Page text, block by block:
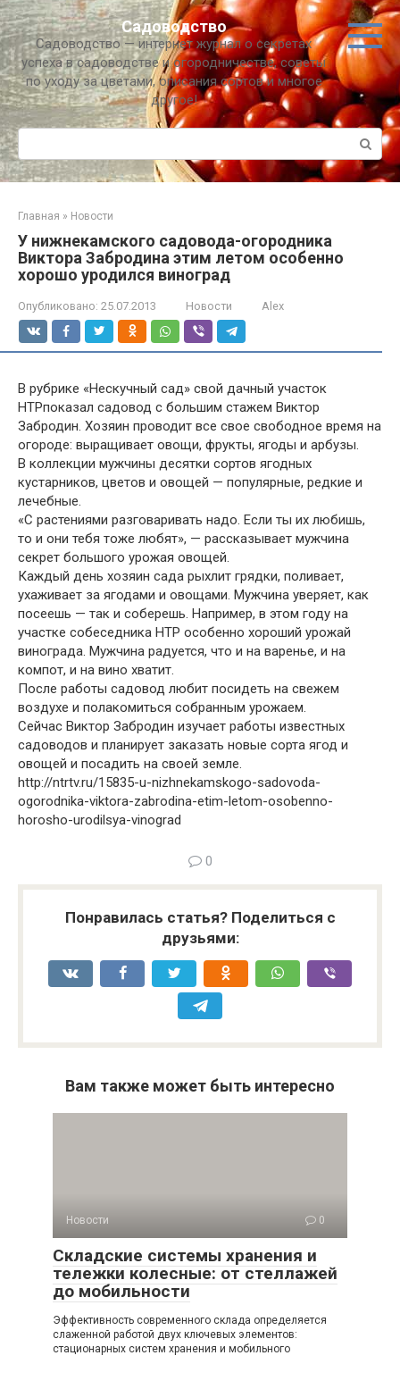
Перейти
к
контенту
Садоводство
Садоводство — интернет журнал о секретах
успеха в садоводстве и огородничестве, советы
по уходу за цветами, описания сортов и многое
другое!
Поиск:
Главная » Новости
У нижнекамского садовода-огородника
Виктора Забродина этим летом особенно
хорошо уродился виноград
Опубликовано: 25.07.2013 Новости Alex
В рубрике «Нескучный сад» свой дачный участок
НТРпоказал садовод с большим стажем Виктор
Забродин. Хозяин проводит все свое свободное время на
огороде: выращивает овощи, фрукты, ягоды и арбузы.
В коллекции мужчины десятки сортов ягодных
кустарников, цветов и овощей — популярные, редкие и
лечебные.
«С растениями разговаривать надо. Если ты их любишь,
то и они тебя тоже любят», — рассказывает мужчина
секрет большого урожая овощей.
Каждый день хозяин сада рыхлит грядки, поливает,
ухаживает за ягодами и овощами. Мужчина уверяет, как
посеешь — так и соберешь. Например, в этом году на
участке собеседника НТР особенно хороший урожай
винограда. Мужчина радуется, что и на варенье, и на
компот, и на вино хватит.
После работы садовод любит посидеть на свежем
воздухе и полакомиться собранным урожаем.
Сейчас Виктор Забродин изучает работы известных
садоводов и планирует заказать новые сорта ягод и
овощей и посадить на своей земле.
http://ntrtv.ru/15835-u-nizhnekamskogo-sadovoda-
ogorodnika-viktora-zabrodina-etim-letom-osobenno-
horosho-urodilsya-vinograd
0
Понравилась статья? Поделиться с
друзьями:
Вам также может быть интересно
Новости 0
Складские системы хранения и
тележки колесные: от стеллажей
до мобильности
Эффективность современного склада определяется
слаженной работой двух ключевых элементов:
стационарных систем хранения и мобильного